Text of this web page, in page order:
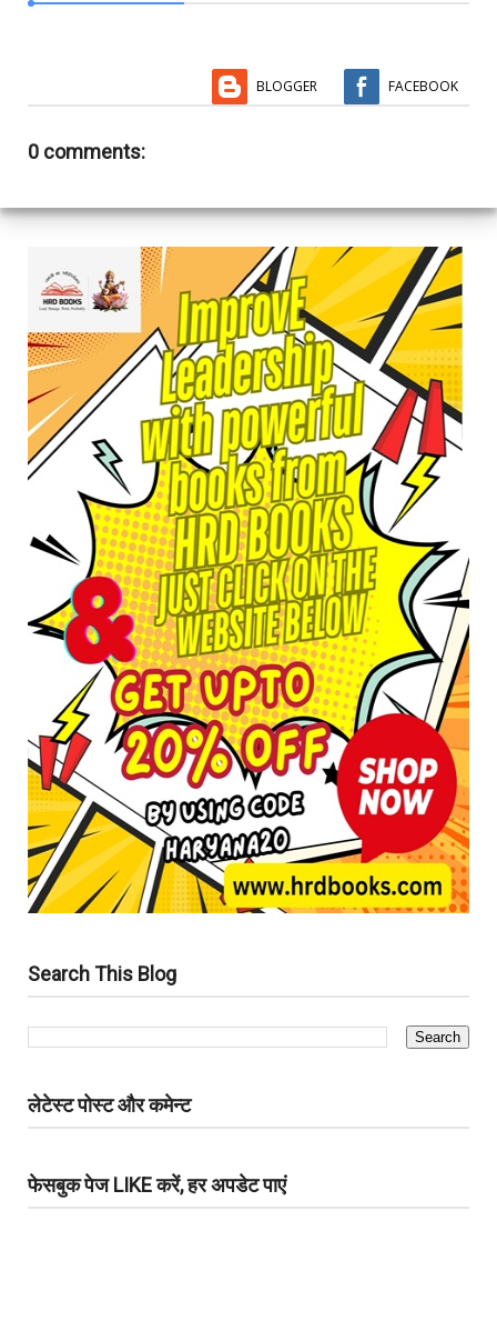
BLOGGER FACEBOOK
0 comments:
Search This Blog
लेटेस्ट पोस्ट और कमेन्ट
फेसबुक पेज LIKE करें, हर अपडेट पाएं